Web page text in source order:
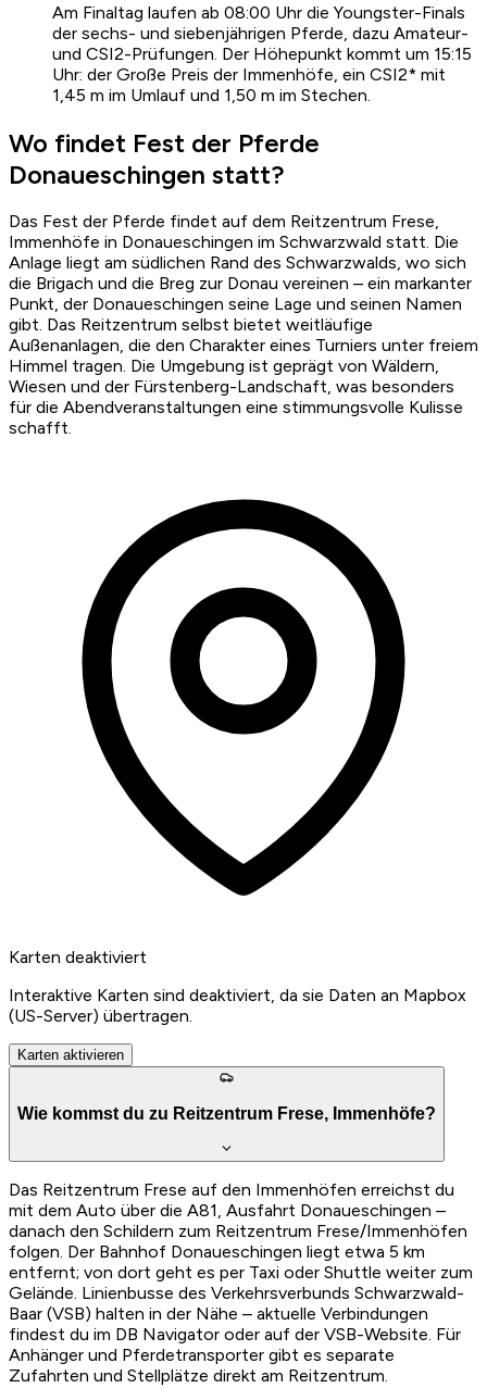
Am Finaltag laufen ab 08:00 Uhr die Youngster-Finals
der sechs- und siebenjährigen Pferde, dazu Amateur-
und CSI2-Prüfungen. Der Höhepunkt kommt um 15:15
Uhr: der Große Preis der Immenhöfe, ein CSI2* mit
1,45 m im Umlauf und 1,50 m im Stechen.
Wo findet Fest der Pferde
Donaueschingen statt?
Das Fest der Pferde findet auf dem Reitzentrum Frese,
Immenhöfe in Donaueschingen im Schwarzwald statt. Die
Anlage liegt am südlichen Rand des Schwarzwalds, wo sich
die Brigach und die Breg zur Donau vereinen – ein markanter
Punkt, der Donaueschingen seine Lage und seinen Namen
gibt. Das Reitzentrum selbst bietet weitläufige
Außenanlagen, die den Charakter eines Turniers unter freiem
Himmel tragen. Die Umgebung ist geprägt von Wäldern,
Wiesen und der Fürstenberg-Landschaft, was besonders
für die Abendveranstaltungen eine stimmungsvolle Kulisse
schafft.
Karten deaktiviert
Interaktive Karten sind deaktiviert, da sie Daten an Mapbox
(US-Server) übertragen.
Karten aktivieren
Wie kommst du zu Reitzentrum Frese, Immenhöfe?
Das Reitzentrum Frese auf den Immenhöfen erreichst du
mit dem Auto über die A81, Ausfahrt Donaueschingen –
danach den Schildern zum Reitzentrum Frese/Immenhöfen
folgen. Der Bahnhof Donaueschingen liegt etwa 5 km
entfernt; von dort geht es per Taxi oder Shuttle weiter zum
Gelände. Linienbusse des Verkehrsverbunds Schwarzwald-
Baar (VSB) halten in der Nähe – aktuelle Verbindungen
findest du im DB Navigator oder auf der VSB-Website. Für
Anhänger und Pferdetransporter gibt es separate
Zufahrten und Stellplätze direkt am Reitzentrum.